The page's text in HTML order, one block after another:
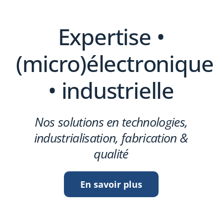
Expertise •
(micro)électronique
• industrielle
Nos solutions en technologies,
industrialisation, fabrication &
qualité
En savoir plus